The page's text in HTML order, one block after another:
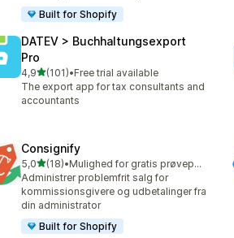
Built for Shopify
DATEV > Buchhaltungsexport
Pro
4,9ud af 5 stjerner
(101)
101 anmeldelser i alt
•Free trial available
The export app for tax consultants and
accountants
Consignify
5,0ud af 5 stjerner
(18)
18 anmeldelser i alt
•
Mulighed for gratis prøveperiode
Administrer problemfrit salg for
kommissionsgivere og udbetalinger fra
din administrator
Built for Shopify